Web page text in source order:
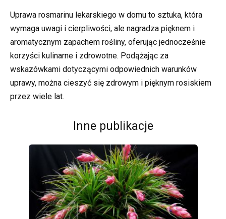
Uprawa rosmarinu lekarskiego w domu to sztuka, która
wymaga uwagi i cierpliwości, ale nagradza pięknem i
aromatycznym zapachem rośliny, oferując jednocześnie
korzyści kulinarne i zdrowotne. Podążając za
wskazówkami dotyczącymi odpowiednich warunków
uprawy, można cieszyć się zdrowym i pięknym rosiskiem
przez wiele lat.
Inne publikacje